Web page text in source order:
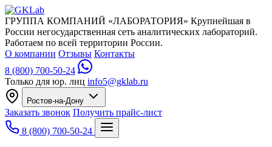
ГРУППА КОМПАНИЙ «ЛАБОРАТОРИЯ» Крупнейшая в
России негосударственная сеть аналитических лабораторий.
Работаем по всей территории России.
О компании Отзывы Контакты
8 (800) 700-50-24
Только для юр. лиц info5@gklab.ru
Ростов-на-Дону
Заказать звонок Получить прайс-лист
8 (800) 700-50-24